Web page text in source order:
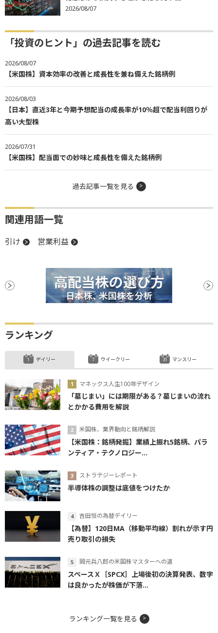
2026/08/07
「投資のヒント」の過去記事を読む
2026/08/07
【米国株】資本効率の改善と成長性を兼ね備えた銘柄例
2026/08/03
【日本】直近3年と今期予想配当の成長率が10％超で配当利回りが
高い大型株
2026/07/31
【米国株】配当面での妙味と成長性を備えた銘柄例
過去記事一覧を見る
関連用語一覧
引け 営業利益
ランキング
デイリー
マネックス人生100年デザイン
「墓じまい」には期限がある？墓じまいの流れ
とかかる費用を解説
米国株、業界動向と銘柄解説
【米国株：銘柄発掘】業績上振れ5銘柄、パラ
ンティア・テクノロジー...
ストラテジーレポート
半導体株の調整は底値をつけたか
吉田恒の為替デイリー
【為替】120日MA（移動平均線）割れが示す円
売り取引の損失
岡元兵八郎の米国株マスターへの道
スペースＸ［SPCX］上場後初の決算発表、数字
は良かったが株価が下落...
ウイークリー マンスリー
ランキング一覧を見る